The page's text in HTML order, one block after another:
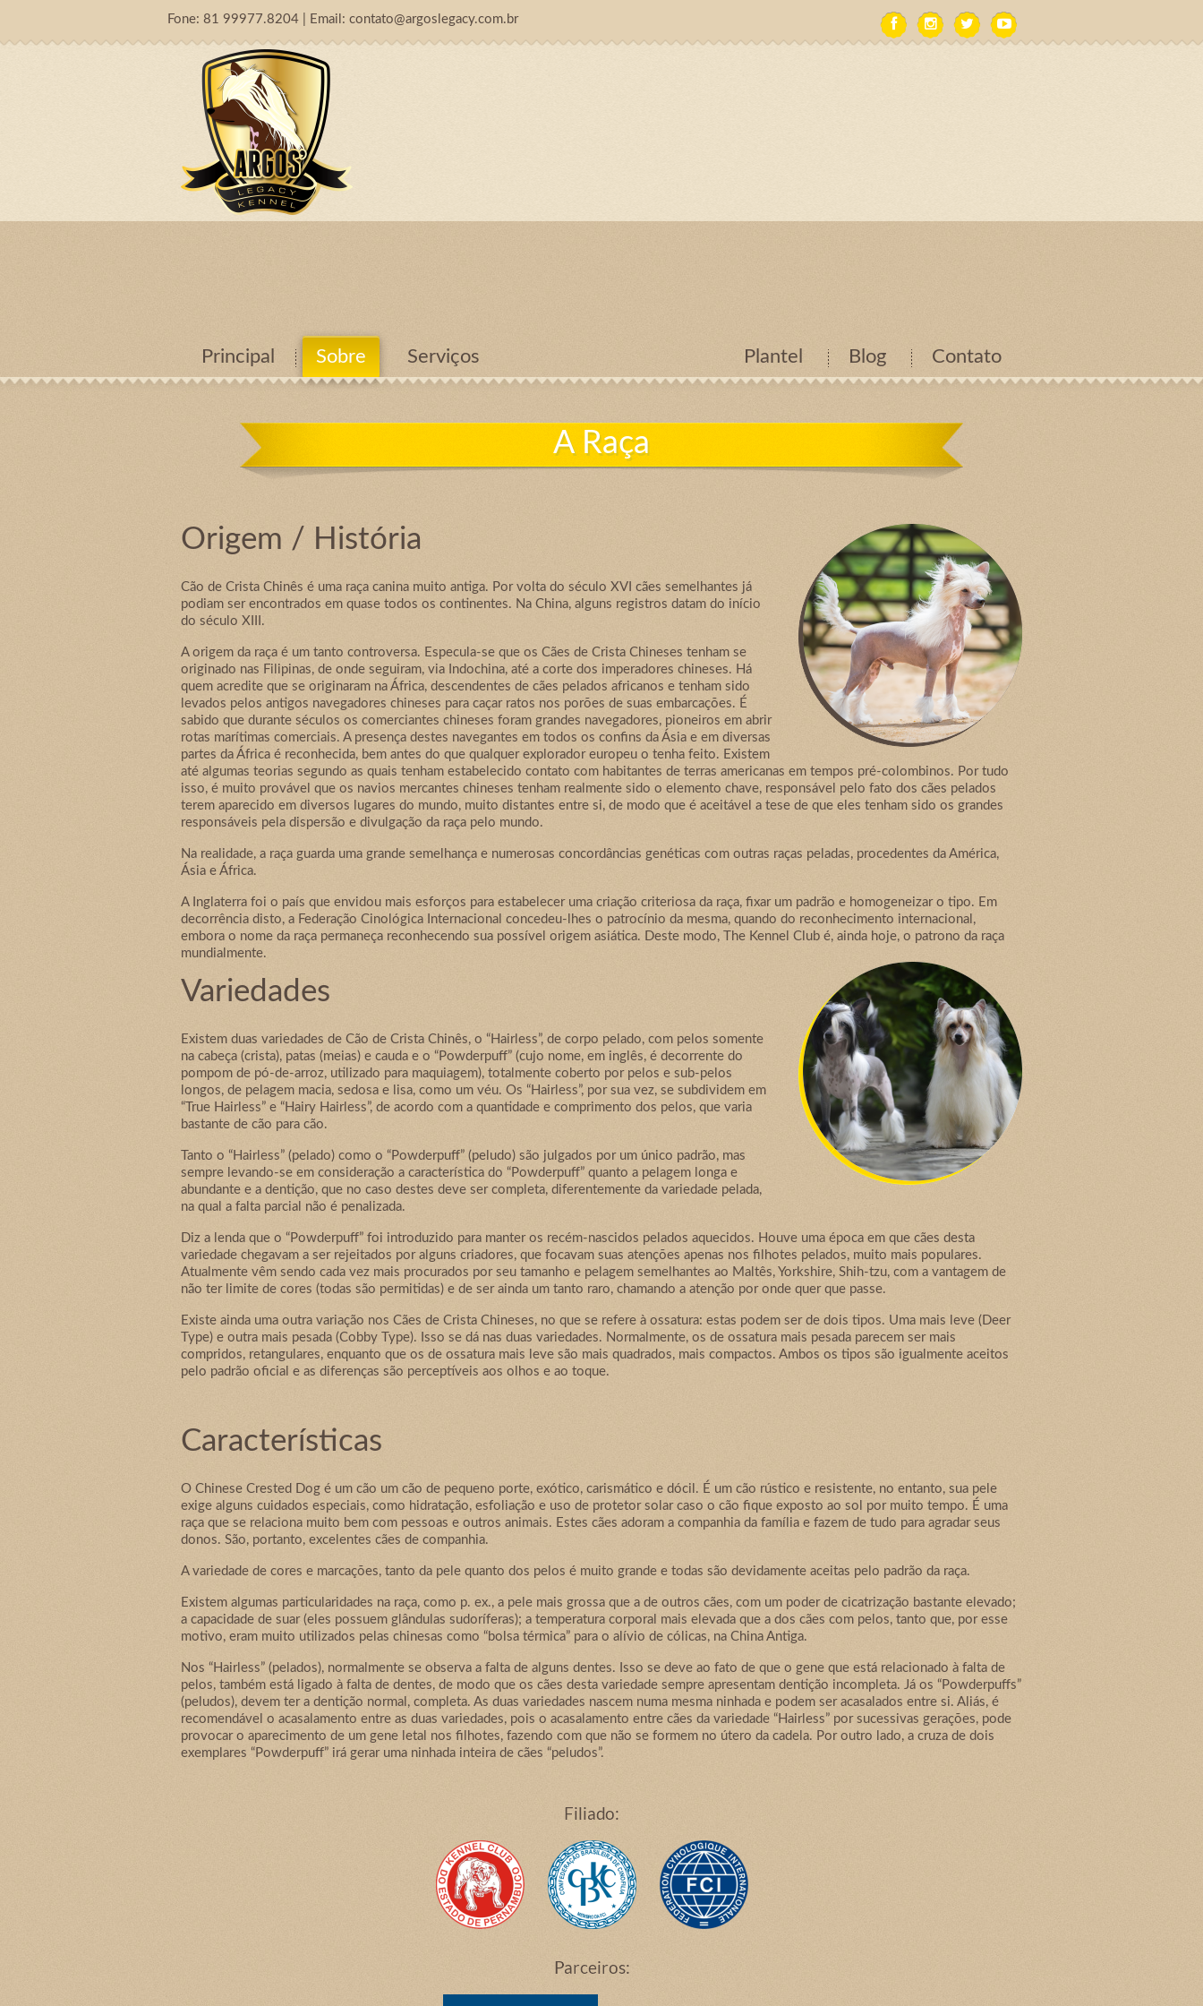
Fone: 81 99977.8204 | Email: contato@argoslegacy.com.br
Principal Sobre Serviços Plantel Blog Contato
A Raça
Origem / História
Cão de Crista Chinês é uma raça canina muito antiga. Por volta do século XVI cães semelhantes já
podiam ser encontrados em quase todos os continentes. Na China, alguns registros datam do início
do século XIII.
A origem da raça é um tanto controversa. Especula-se que os Cães de Crista Chineses tenham se
originado nas Filipinas, de onde seguiram, via Indochina, até a corte dos imperadores chineses. Há
quem acredite que se originaram na África, descendentes de cães pelados africanos e tenham sido
levados pelos antigos navegadores chineses para caçar ratos nos porões de suas embarcações. É
sabido que durante séculos os comerciantes chineses foram grandes navegadores, pioneiros em abrir
rotas marítimas comerciais. A presença destes navegantes em todos os confins da Ásia e em diversas
partes da África é reconhecida, bem antes do que qualquer explorador europeu o tenha feito. Existem
até algumas teorias segundo as quais tenham estabelecido contato com habitantes de terras americanas em tempos pré-colombinos. Por tudo
isso, é muito provável que os navios mercantes chineses tenham realmente sido o elemento chave, responsável pelo fato dos cães pelados
terem aparecido em diversos lugares do mundo, muito distantes entre si, de modo que é aceitável a tese de que eles tenham sido os grandes
responsáveis pela dispersão e divulgação da raça pelo mundo.
Na realidade, a raça guarda uma grande semelhança e numerosas concordâncias genéticas com outras raças peladas, procedentes da América,
Ásia e África.
A Inglaterra foi o país que envidou mais esforços para estabelecer uma criação criteriosa da raça, fixar um padrão e homogeneizar o tipo. Em
decorrência disto, a Federação Cinológica Internacional concedeu-lhes o patrocínio da mesma, quando do reconhecimento internacional,
embora o nome da raça permaneça reconhecendo sua possível origem asiática. Deste modo, The Kennel Club é, ainda hoje, o patrono da raça
mundialmente.
Variedades
Existem duas variedades de Cão de Crista Chinês, o “Hairless”, de corpo pelado, com pelos somente
na cabeça (crista), patas (meias) e cauda e o “Powderpuff” (cujo nome, em inglês, é decorrente do
pompom de pó-de-arroz, utilizado para maquiagem), totalmente coberto por pelos e sub-pelos
longos, de pelagem macia, sedosa e lisa, como um véu. Os “Hairless”, por sua vez, se subdividem em
“True Hairless” e “Hairy Hairless”, de acordo com a quantidade e comprimento dos pelos, que varia
bastante de cão para cão.
Tanto o “Hairless” (pelado) como o “Powderpuff” (peludo) são julgados por um único padrão, mas
sempre levando-se em consideração a característica do “Powderpuff” quanto a pelagem longa e
abundante e a dentição, que no caso destes deve ser completa, diferentemente da variedade pelada,
na qual a falta parcial não é penalizada.
Diz a lenda que o “Powderpuff” foi introduzido para manter os recém-nascidos pelados aquecidos. Houve uma época em que cães desta
variedade chegavam a ser rejeitados por alguns criadores, que focavam suas atenções apenas nos filhotes pelados, muito mais populares.
Atualmente vêm sendo cada vez mais procurados por seu tamanho e pelagem semelhantes ao Maltês, Yorkshire, Shih-tzu, com a vantagem de
não ter limite de cores (todas são permitidas) e de ser ainda um tanto raro, chamando a atenção por onde quer que passe.
Existe ainda uma outra variação nos Cães de Crista Chineses, no que se refere à ossatura: estas podem ser de dois tipos. Uma mais leve (Deer
Type) e outra mais pesada (Cobby Type). Isso se dá nas duas variedades. Normalmente, os de ossatura mais pesada parecem ser mais
compridos, retangulares, enquanto que os de ossatura mais leve são mais quadrados, mais compactos. Ambos os tipos são igualmente aceitos
pelo padrão oficial e as diferenças são perceptíveis aos olhos e ao toque.
Características
O Chinese Crested Dog é um cão um cão de pequeno porte, exótico, carismático e dócil. É um cão rústico e resistente, no entanto, sua pele
exige alguns cuidados especiais, como hidratação, esfoliação e uso de protetor solar caso o cão fique exposto ao sol por muito tempo. É uma
raça que se relaciona muito bem com pessoas e outros animais. Estes cães adoram a companhia da família e fazem de tudo para agradar seus
donos. São, portanto, excelentes cães de companhia.
A variedade de cores e marcações, tanto da pele quanto dos pelos é muito grande e todas são devidamente aceitas pelo padrão da raça.
Existem algumas particularidades na raça, como p. ex., a pele mais grossa que a de outros cães, com um poder de cicatrização bastante elevado;
a capacidade de suar (eles possuem glândulas sudoríferas); a temperatura corporal mais elevada que a dos cães com pelos, tanto que, por esse
motivo, eram muito utilizados pelas chinesas como “bolsa térmica” para o alívio de cólicas, na China Antiga.
Nos “Hairless” (pelados), normalmente se observa a falta de alguns dentes. Isso se deve ao fato de que o gene que está relacionado à falta de
pelos, também está ligado à falta de dentes, de modo que os cães desta variedade sempre apresentam dentição incompleta. Já os “Powderpuffs”
(peludos), devem ter a dentição normal, completa. As duas variedades nascem numa mesma ninhada e podem ser acasalados entre si. Aliás, é
recomendável o acasalamento entre as duas variedades, pois o acasalamento entre cães da variedade “Hairless” por sucessivas gerações, pode
provocar o aparecimento de um gene letal nos filhotes, fazendo com que não se formem no útero da cadela. Por outro lado, a cruza de dois
exemplares “Powderpuff” irá gerar uma ninhada inteira de cães “peludos”.